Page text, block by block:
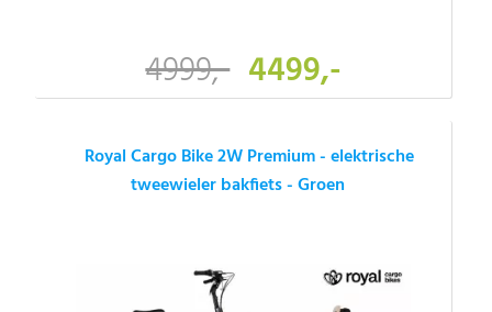
4999,- 4499,-
Royal Cargo Bike 2W Premium - elektrische
tweewieler bakfiets - Groen